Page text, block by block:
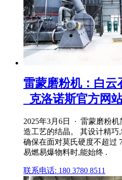
雷蒙磨粉机：白云
_克洛诺斯官方网
2025年3月6日 · 雷蒙磨粉
造工艺的结晶。 其设计精
确保在面对莫氏硬度不超过
易燃易爆物料时,能始终 .
联系电话: 180 3780 8511